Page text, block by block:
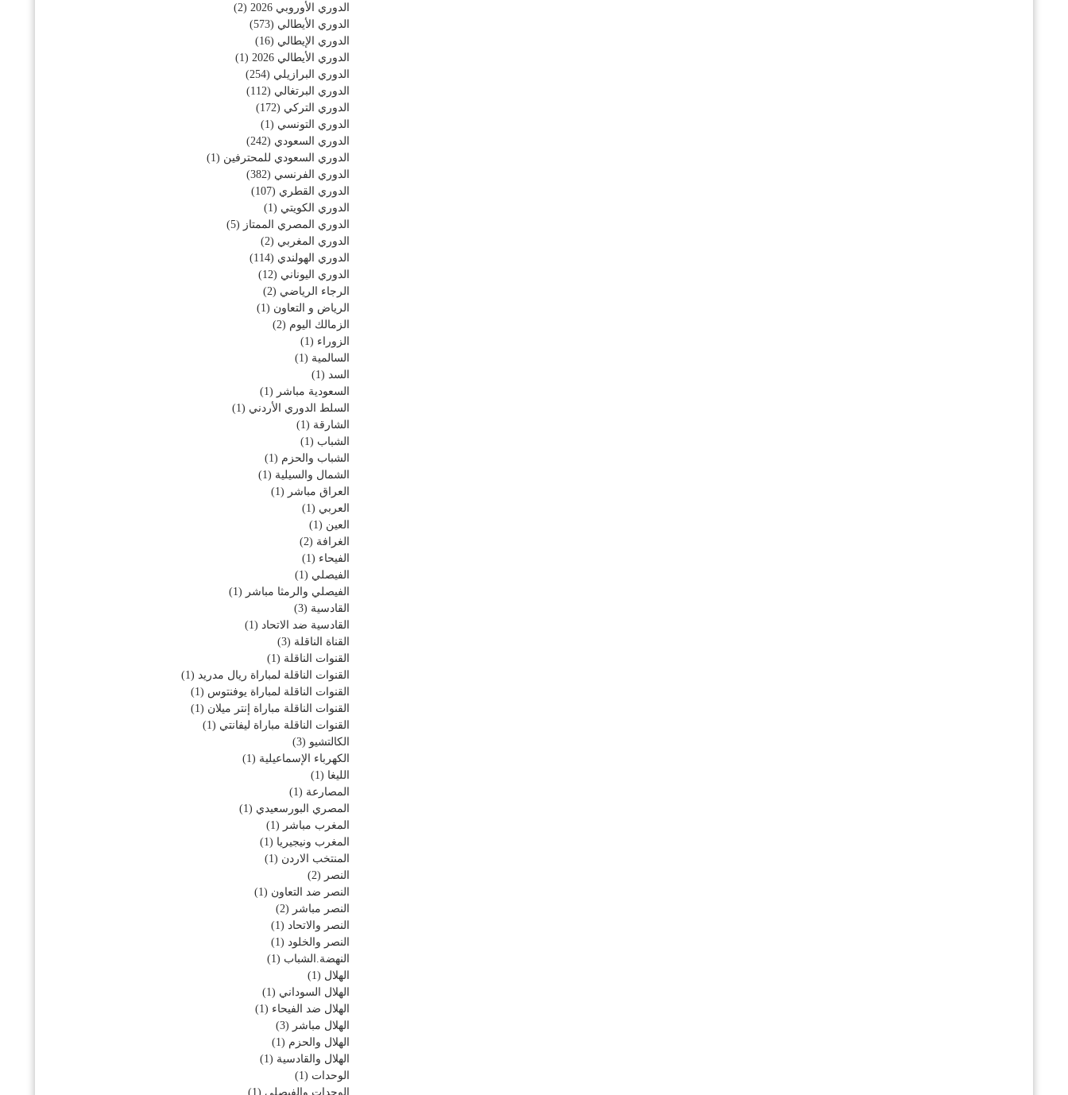
الدوري الأوروبي 2026
(2)
الدوري الأيطالي (573)
الدوري الإيطالي (16)
الدوري الأيطالي 2026
(1)
الدوري البرازيلي (254)
الدوري البرتغالي (112)
الدوري التركي (172)
الدوري التونسي (1)
الدوري السعودي (242)
الدوري السعودي للمحترفين (1)
الدوري الفرنسي (382)
الدوري القطري (107)
الدوري الكويتي (1)
الدوري المصري الممتاز (5)
الدوري المغربي (2)
الدوري الهولندي (114)
الدوري اليوناني (12)
الرجاء الرياضي (2)
الرياض و التعاون (1)
الزمالك اليوم (2)
الزوراء (1)
السالمية (1)
السد (1)
السعودية مباشر (1)
السلط الدوري الأردني (1)
الشارقة (1)
الشباب (1)
الشباب والحزم (1)
الشمال والسيلية (1)
العراق مباشر (1)
العربي (1)
العين (1)
الغرافة (2)
الفيحاء (1)
الفيصلي (1)
الفيصلي والرمثا مباشر (1)
القادسية (3)
القادسية ضد الاتحاد (1)
القناة الناقلة (3)
القنوات الناقلة (1)
القنوات الناقلة لمباراة ريال مدريد (1)
القنوات الناقلة لمباراة يوفنتوس (1)
القنوات الناقلة مباراة إنتر ميلان (1)
القنوات الناقلة مباراة ليفانتي (1)
الكالتشيو (3)
الكهرباء الإسماعيلية (1)
الليغا (1)
المصارعة (1)
المصري البورسعيدي (1)
المغرب مباشر (1)
المغرب ونيجيريا (1)
المنتخب الاردن (1)
النصر (2)
النصر ضد التعاون (1)
النصر مباشر (2)
النصر والاتحاد (1)
النصر والخلود (1)
النهضة.الشباب (1)
الهلال (1)
الهلال السوداني (1)
الهلال ضد الفيحاء (1)
الهلال مباشر (3)
الهلال والحزم (1)
الهلال والقادسية (1)
الوحدات (1)
الوحدات والفيصلي (1)